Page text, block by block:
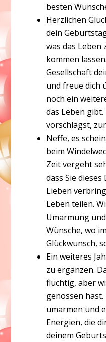
besten
Herzlichen
dein
was das Leben
kommen
Gesellschaft
und freue dich
noch ein
das Leben
vorschlägst,
Neffe, es
beim
Zeit vergeht
dass Sie
Lieben
Leben teilen.
Umarmung
Wünsche, wo
Glückwunsch,
Ein weiteres
zu ergänzen.
flüchtig, aber
genossen hast.
umarmen und
Energien, die
deinem